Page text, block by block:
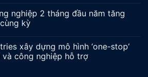
nghiệp 2 tháng đầu năm tăng
kỳ
xây dựng mô hình ‘one-stop’
công nghiệp hỗ trợ